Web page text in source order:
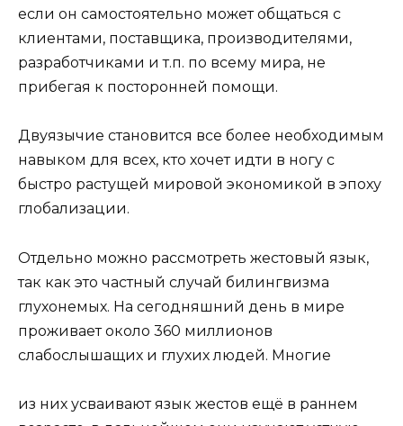
если он самостоятельно может общаться с
клиентами, поставщика, производителями,
разработчиками и т.п. по всему мира, не
прибегая к посторонней помощи.
Двуязычие становится все более необходимым
навыком для всех, кто хочет идти в ногу с
быстро растущей мировой экономикой в эпоху
глобализации.
Отдельно можно рассмотреть жестовый язык,
так как это частный случай билингвизма
глухонемых. На сегодняшний день в мире
проживает около 360 миллионов
слабослышащих и глухих людей. Многие
из них усваивают язык жестов ещё в раннем